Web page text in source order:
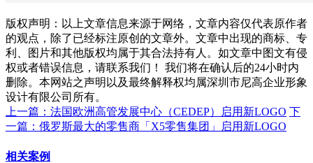
版权声明：以上文章信息来源于网络，文章内容仅代表原作者
的观点，除了已经标注原创的文章外。文章中出现的商标、专
利、图片和其他版权均属于其合法持有人。如文章中图文有侵
权或者错误信息，请联系我们！ 我们将在确认后的24小时内
删除。本网站之声明以及最终解释权均属深圳市尼高企业形象
设计有限公司所有。
上一篇：法国欧洲高管发展中心（CEDEP）启用新LOGO 下
一篇：俄罗斯最大的零售商「X5零售集团」启用新LOGO
相关案例